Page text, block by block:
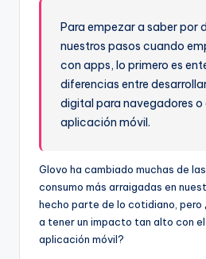
Para empezar a saber por
nuestros pasos cuando
con apps, lo primero es
diferencias entre
digital para navegadores
aplicación móvil.
Glovo ha cambiado muchas de
consumo más arraigadas en
hecho parte de lo cotidiano,
a tener un impacto tan alto con
aplicación móvil?